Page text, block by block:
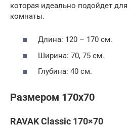
которая идеально подойдет
комнаты.
Длина: 120 – 170 см.
Ширина: 70, 75 см.
Глубина: 40 см.
Размером 170х70
RAVAK Classic 170×70